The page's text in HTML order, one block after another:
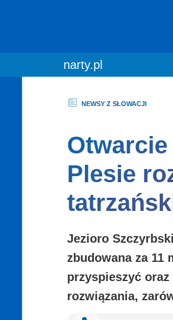
You are here:
narty.pl
NEWSY Z SŁOWACJI
Plesie
Jezioro
zbudowana za 11
przyspieszyć
rozwiązania,